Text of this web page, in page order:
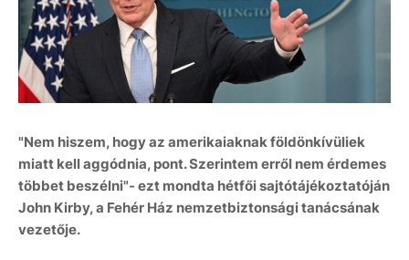
"Nem hiszem, hogy az amerikaiaknak földönkívüliek
miatt kell aggódnia, pont. Szerintem erről nem érdemes
többet beszélni"- ezt mondta hétfői sajtótájékoztatóján
John Kirby, a Fehér Ház nemzetbiztonsági tanácsának
vezetője.